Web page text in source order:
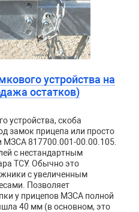
устройства на
остатков)
устройства, скоба
замок прицепа или просто
МЗСА 817700.001-00.00.105.
с нестандартным
ТСУ. Обычно это
с увеличенным
Позволяет
у прицепов МЗСА полной
40 мм (в основном, это